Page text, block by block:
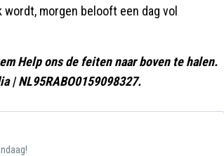
morgen belooft een dag vol
Help ons de feiten naar boven te halen.
| NL95RABO0159098327.